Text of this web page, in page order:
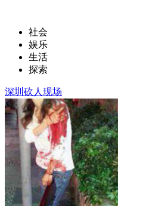
社会
娱乐
生活
探索
深圳砍人现场